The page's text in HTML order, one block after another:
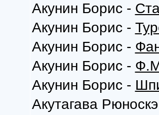
Акунин Борис -
Акунин Борис -
Акунин Борис -
Акунин Борис -
Акунин Борис -
Акутагава